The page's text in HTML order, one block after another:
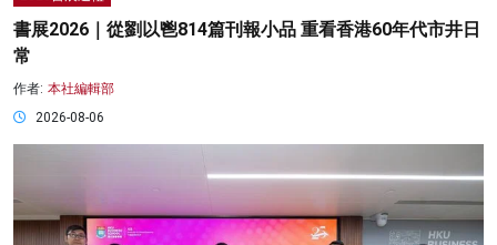
書展2026｜從劉以鬯814篇刊報小品 重看香港60年代市井日
常
作者: 本社編輯部
2026-08-06